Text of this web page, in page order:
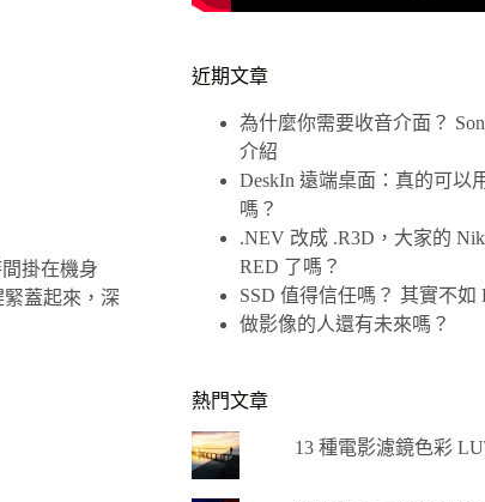
掛在機身
緊蓋起來，深
近期文章
為什麼你需要收音介面？
介紹
DeskIn 遠端桌面：真的可以
嗎？
.NEV 改成 .R3D，大家的
RED 了嗎？
SSD 值得信任嗎？ 其實不如
做影像的人還有未來嗎？
熱門文章
13 種電影濾鏡色彩